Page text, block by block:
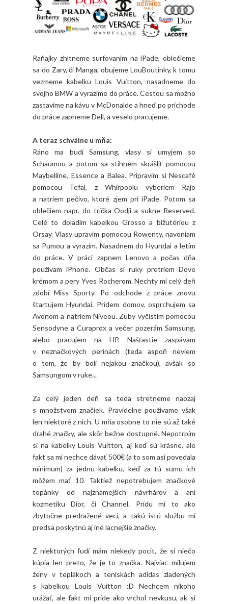
Raňajky zhltneme surfovaním na iPade, oblečieme
sa do Zary, či Manga, obujeme LouBoutinky, k tomu
vezmeme kabelku Louis Vuitton, nasadneme do
svojho BMW a vyrazíme do práce. Cestou sa možno
zastavíme na kávu v McDonalde a hneď po príchode
do práce zapneme Dell, a veselo pracujeme.
A teraz schválne u mňa:
Ráno ma budí Samsung, vlasy si umyjem so
Schaumou a potom sa stihnem skrášliť pomocou
Maybelline, Essence a Balea. Pripravím si Nescafé
pomocou Tefal, z Whirpoolu vyberiem Rajo
a natriem pečivo, ktoré zjem pri iPade. Potom sa
oblečiem napr. do trička Oodji a sukne Reserved.
Celé to doladím kabelkou Grosso a bižutériou z
Orsay. Vlasy upravím pomocou Rowenty, navoniam
sa Pumou a vyrazím. Nasadnem do Hyundai a letím
do práce. V práci zapnem Lenovo a počas dňa
používam iPhone. Občas si ruky pretriem Dove
krémom a pery Yves Rocherom. Nechty mi celý deň
zdobí Miss Sporty. Po odchode z práce znovu
štartujem Hyundai. Prídem domov, osprchujem sa
Avonom a natriem Niveou. Zuby vyčistím pomocou
Sensodyne a Curaprox a večer pozerám Samsung,
alebo pracujem na HP. Našťastie zaspávam
v neznačkových perinách (teda aspoň neviem
o tom, že by boli nejakou značkou), avšak so
Samsungom v ruke...
Za celý jeden deň sa teda stretneme naozaj
s množstvom značiek. Pravidelne používame však
len niektoré z nich. U mňa osobne to nie sú až také
drahé značky, ale skôr bežne dostupné. Nepotrpím
si na kabelky Louis Vuitton, aj keď sú krásne, ale
fakt sa mi nechce dávať 500€ (a to som asi povedala
minimum) za jednu kabelku, keď za tú sumu ich
môžem mať 10. Taktiež nepotrebujem značkové
topánky od najznámejších návrhárov a ani
kozmetiku Dior, či Channel. Prídu mi to ako
zbytočne predražené veci, a takú istú službu mi
predsa poskytnú aj iné lacnejšie značky.
Z niektorých ľudí mám niekedy pocit, že si niečo
kúpia len preto, že je to značka. Najviac milujem
ženy v teplákoch a teniskách adidas zladených
s kabelkou Louis Vuitton :D Nechcem nikoho
urážať, ale fakt mi príde ako vrchol nevkusu, ak si